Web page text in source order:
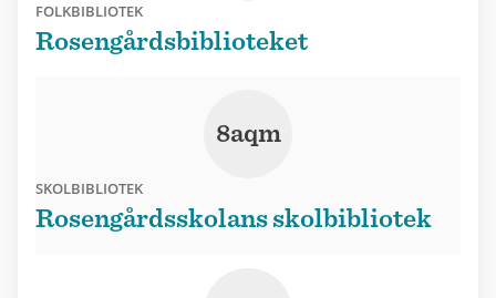
FOLKBIBLIOTEK
Rosengårdsbiblioteket
8aqm
SKOLBIBLIOTEK
Rosengårdsskolans skolbibliotek